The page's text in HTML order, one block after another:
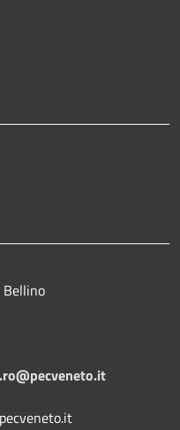
Bellino